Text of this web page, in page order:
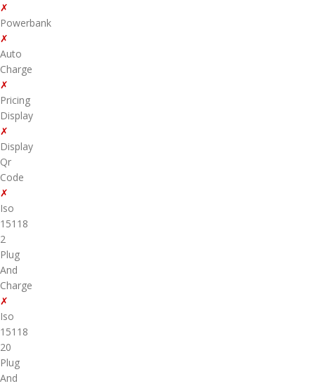
✗
Powerbank
✗
Auto
Charge
✗
Pricing
Display
✗
Display
Qr
Code
✗
Iso
15118
2
Plug
And
Charge
✗
Iso
15118
20
Plug
And